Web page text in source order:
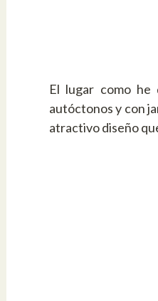
El lugar como he
autóctonos y con
atractivo diseño